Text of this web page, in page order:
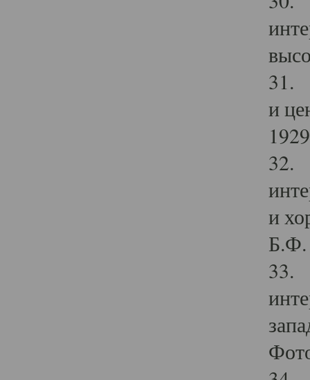
31.
и
32.
и
Б.Ф.
33.